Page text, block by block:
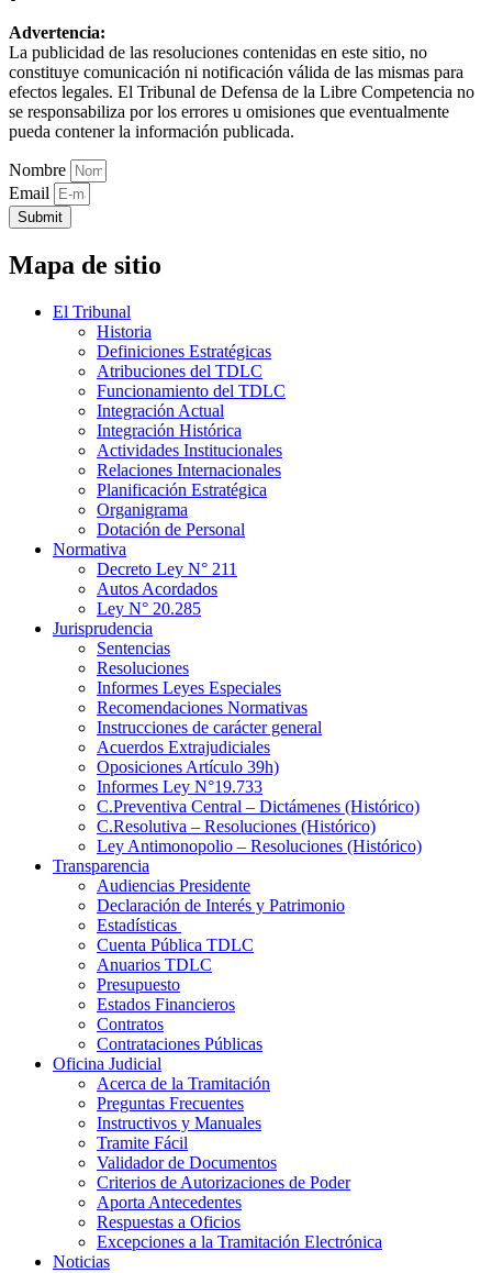
Advertencia:
La publicidad de las resoluciones contenidas en este sitio, no
constituye comunicación ni notificación válida de las mismas para
efectos legales. El Tribunal de Defensa de la Libre Competencia no
se responsabiliza por los errores u omisiones que eventualmente
pueda contener la información publicada.
Nombre
Email
Submit
Mapa de sitio
El Tribunal
Historia
Definiciones Estratégicas
Atribuciones del TDLC
Funcionamiento del TDLC
Integración Actual
Integración Histórica
Actividades Institucionales
Relaciones Internacionales
Planificación Estratégica
Organigrama
Dotación de Personal
Normativa
Decreto Ley N° 211
Autos Acordados
Ley N° 20.285
Jurisprudencia
Sentencias
Resoluciones
Informes Leyes Especiales
Recomendaciones Normativas
Instrucciones de carácter general
Acuerdos Extrajudiciales
Oposiciones Artículo 39h)
Informes Ley N°19.733
C.Preventiva Central – Dictámenes (Histórico)
C.Resolutiva – Resoluciones (Histórico)
Ley Antimonopolio – Resoluciones (Histórico)
Transparencia
Audiencias Presidente
Declaración de Interés y Patrimonio
Estadísticas
Cuenta Pública TDLC
Anuarios TDLC
Presupuesto
Estados Financieros
Contratos
Contrataciones Públicas
Oficina Judicial
Acerca de la Tramitación
Preguntas Frecuentes
Instructivos y Manuales
Tramite Fácil
Validador de Documentos
Criterios de Autorizaciones de Poder
Aporta Antecedentes
Respuestas a Oficios
Excepciones a la Tramitación Electrónica
Noticias